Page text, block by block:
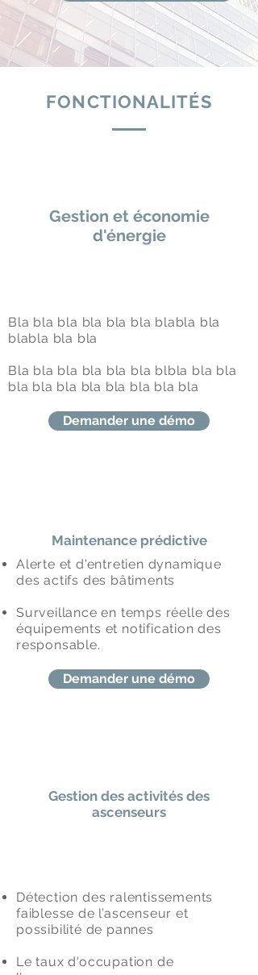
FONCTIONALITÉS
Gestion et économie
d'énergie
Bla bla bla bla bla bla blabla bla
blabla bla bla
Bla bla bla bla bla bla blbla bla bla
bla bla bla bla bla bla bla bla
Demander une démo
Maintenance prédictive
Alerte et d'entretien dynamique
des actifs des bâtiments
Surveillance en temps réelle des
équipements et notification des
responsable.
Demander une démo
Gestion des activités des
ascenseurs
Détection des ralentissements
faiblesse de l’ascenseur et
possibilité de pannes
Le taux d'occupation de